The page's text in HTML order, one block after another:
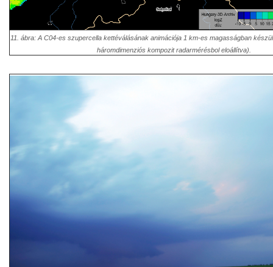
11. ábra: A C04-es szupercella kettéválásának animációja 1 km-es magasságban
háromdimenziós kompozit radarmérésbol eloállítva).